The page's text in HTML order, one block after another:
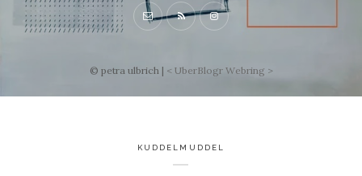
© petra ulbrich | < UberBlogr Webring >
KUDDELMUDDEL